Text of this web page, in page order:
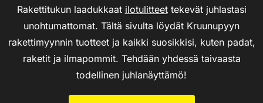
Rakettitukun laadukkaat ilotulitteettekevät juhlastasi
unohtumattomat. Tältä sivulta löydät Kruunupyyn
rakettimyynnin tuotteet ja kaikki suosikkisi, kuten padat,
raketit ja ilmapommit. Tehdään yhdessä taivaasta
todellinen juhlanäyttämö!